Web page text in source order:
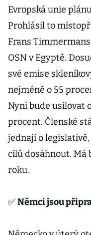
Evropská unie
Prohlásil to
Frans
OSN v Egyptě.
své emise
nejméně o 55
Nyní bude usilovat
procent. Členské
jednají o
cílů dosáhnout. Má
roku.
✅Němci jsou